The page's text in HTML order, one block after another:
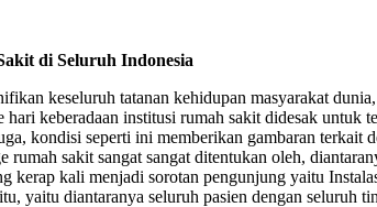
di Seluruh Indonesia
keseluruh tatanan kehidupan masyarakat
keberadaan institusi rumah sakit didesak
kondisi seperti ini memberikan gambaran terkait
sakit sangat sangat ditentukan oleh,
kerap kali menjadi sorotan pengunjung yaitu
yaitu diantaranya seluruh pasien dengan